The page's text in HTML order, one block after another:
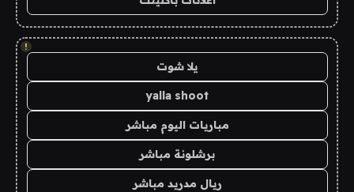
!
يلا شوت
yalla shoot
مباريات اليوم مباشر
برشلونة مباشر
ريال مدريد مباشر